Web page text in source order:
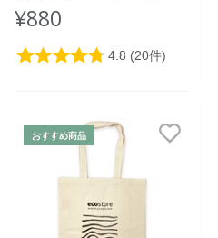
＆オレンジ＞500mL
¥880
おすすめ商品